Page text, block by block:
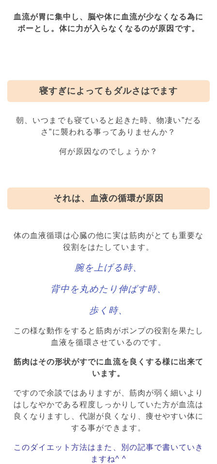
血流が胃に集中し、脳や体に血流が少なくなる為に
ボーとし。体に力が入らなくなるのが原因です。
寝すぎによってもダルさはでます
朝、いつまでも寝ていると起きた時、物凄い”だる
さ”に襲われる事ってありませんか？
何が原因なのでしょうか？
それは、 血液の循環が原因
体の血液循環は心臓の他に実は筋肉がとても重要な
役割をはたしています。
腕を上げる時、
背中を丸めたり伸ばす時、
歩く時、
この様な動作をすると筋肉がポンプの役割を果たし
血液を循環させているのです。
筋肉はその形状がすでに血流を良くする様に出来て
います。
ですので余談ではありますが、筋肉が弱く細いより
はしなやかである程度しっかりしていた方が血流は
良くなりますし、代謝が良くなり、痩せやすい体に
する事ができます。
このダイエット方法はまた、別の記事で書いていき
ますね^ ^